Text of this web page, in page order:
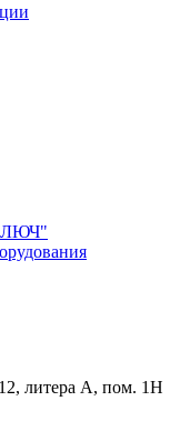
литера А, пом. 1Н